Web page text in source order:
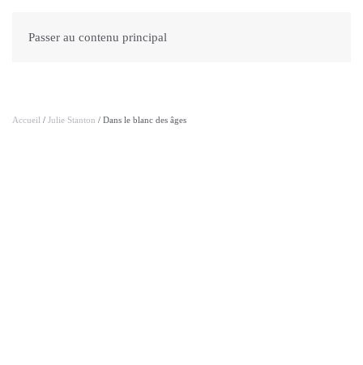
Passer au contenu principal
Accueil / Julie Stanton / Dans le blanc des âges